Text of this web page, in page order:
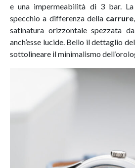
e una impermeabilità di 3 bar. La
specchio a differenza della carrure
satinatura orizzontale spezzata
anch’esse lucide. Bello il dettaglio
sottolineare il minimalismo